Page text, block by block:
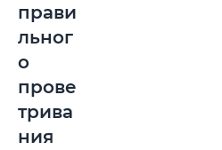
прави
льног
о
прове
трива
ния